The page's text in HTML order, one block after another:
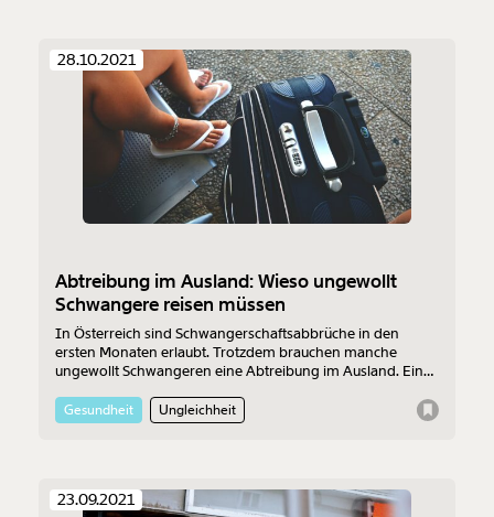
28.10.2021
Abtreibung im Ausland: Wieso ungewollt
Schwangere reisen müssen
In Österreich sind Schwangerschaftsabbrüche in den
ersten Monaten erlaubt. Trotzdem brauchen manche
ungewollt Schwangeren eine Abtreibung im Ausland. Ein
Europa und zeigt Probleme auf.
Gesundheit Ungleichheit
23.09.2021